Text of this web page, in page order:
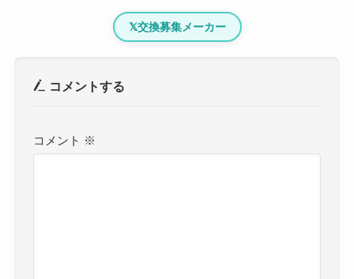
𝕏交換募集メーカー
コメントする
コメント ※